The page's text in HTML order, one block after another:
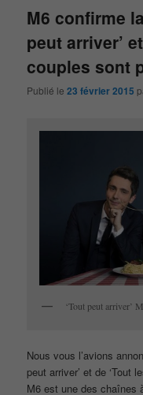
M6 confirme
peut arriver’
couples sont
Publié le23 février 2015
‘Tout peut arriver’
Nous vous l’avions
peut arriver’ et de ‘Tout
M6 est une des chaînes